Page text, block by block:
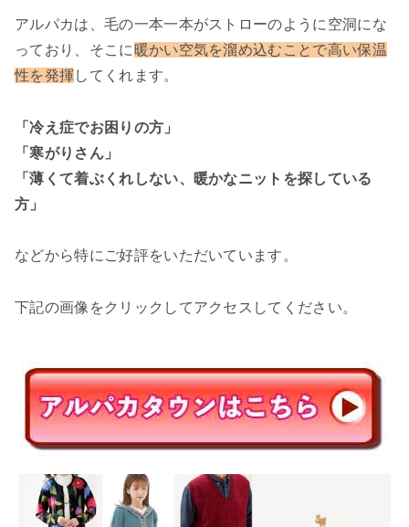
アルパカは、毛の一本一本がストローのように空洞にな
っており、そこに 暖かい空気を溜め込むことで高い保温
性を発揮 してくれます。
「冷え症でお困りの方」
「寒がりさん」
「薄くて着ぶくれしない、暖かなニットを探している
方」
などから特にご好評をいただいています。
下記の画像をクリックしてアクセスしてください。